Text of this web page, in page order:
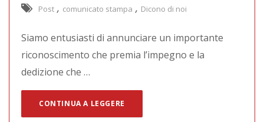
Post , comunicato stampa , Dicono di noi
Siamo entusiasti di annunciare un importante
riconoscimento che premia l’impegno e la
dedizione che …
CONTINUA A LEGGERE